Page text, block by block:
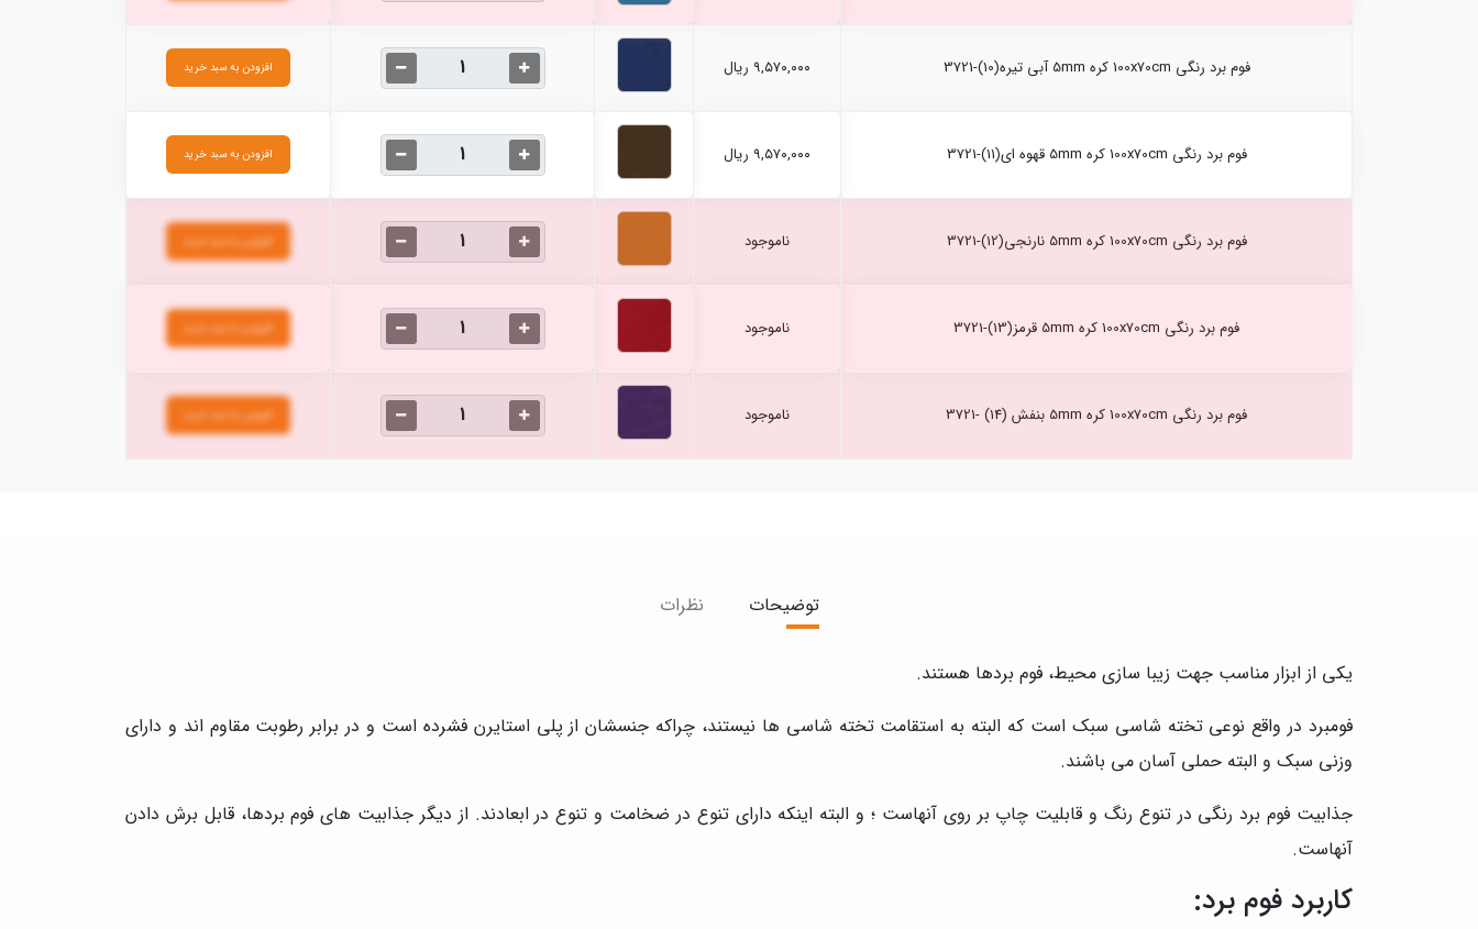
فوم برد رنگی 100x70cm کره 5mm آبی تیره(10)-3721 ۹,۵۷۰,۰۰۰ ریال افزودن به سبد خرید
فوم برد رنگی 100x70cm کره 5mm قهوه ای(11)-3721 ۹,۵۷۰,۰۰۰ ریال افزودن به سبد خرید
فوم برد رنگی 100x70cm کره 5mm نارنجی(12)-3721 ناموجود افزودن به سبد خرید
فوم برد رنگی 100x70cm کره 5mm قرمز(13)-3721 ناموجود افزودن به سبد خرید
فوم برد رنگی 100x70cm کره 5mm بنفش (14) -3721 ناموجود افزودن به سبد خرید
توضیحات نظرات
یکی از ابزار مناسب جهت زیبا سازی محیط، فوم بردها هستند.
فومبرد در واقع نوعی تخته شاسی سبک است که البته به استقامت تخته شاسی ها نیستند، چراکه جنسشان از پلی استایرن فشرده است و در برابر رطوبت مقاوم اند و دارای
وزنی سبک و البته حملی آسان می باشند.
جذابیت فوم برد رنگی در تنوع رنگ و قابلیت چاپ بر روی آنهاست ؛ و البته اینکه دارای تنوع در ضخامت و تنوع در ابعادند. از دیگر جذابیت های فوم بردها، قابل برش دادن
آنهاست.
کاربرد فوم برد: